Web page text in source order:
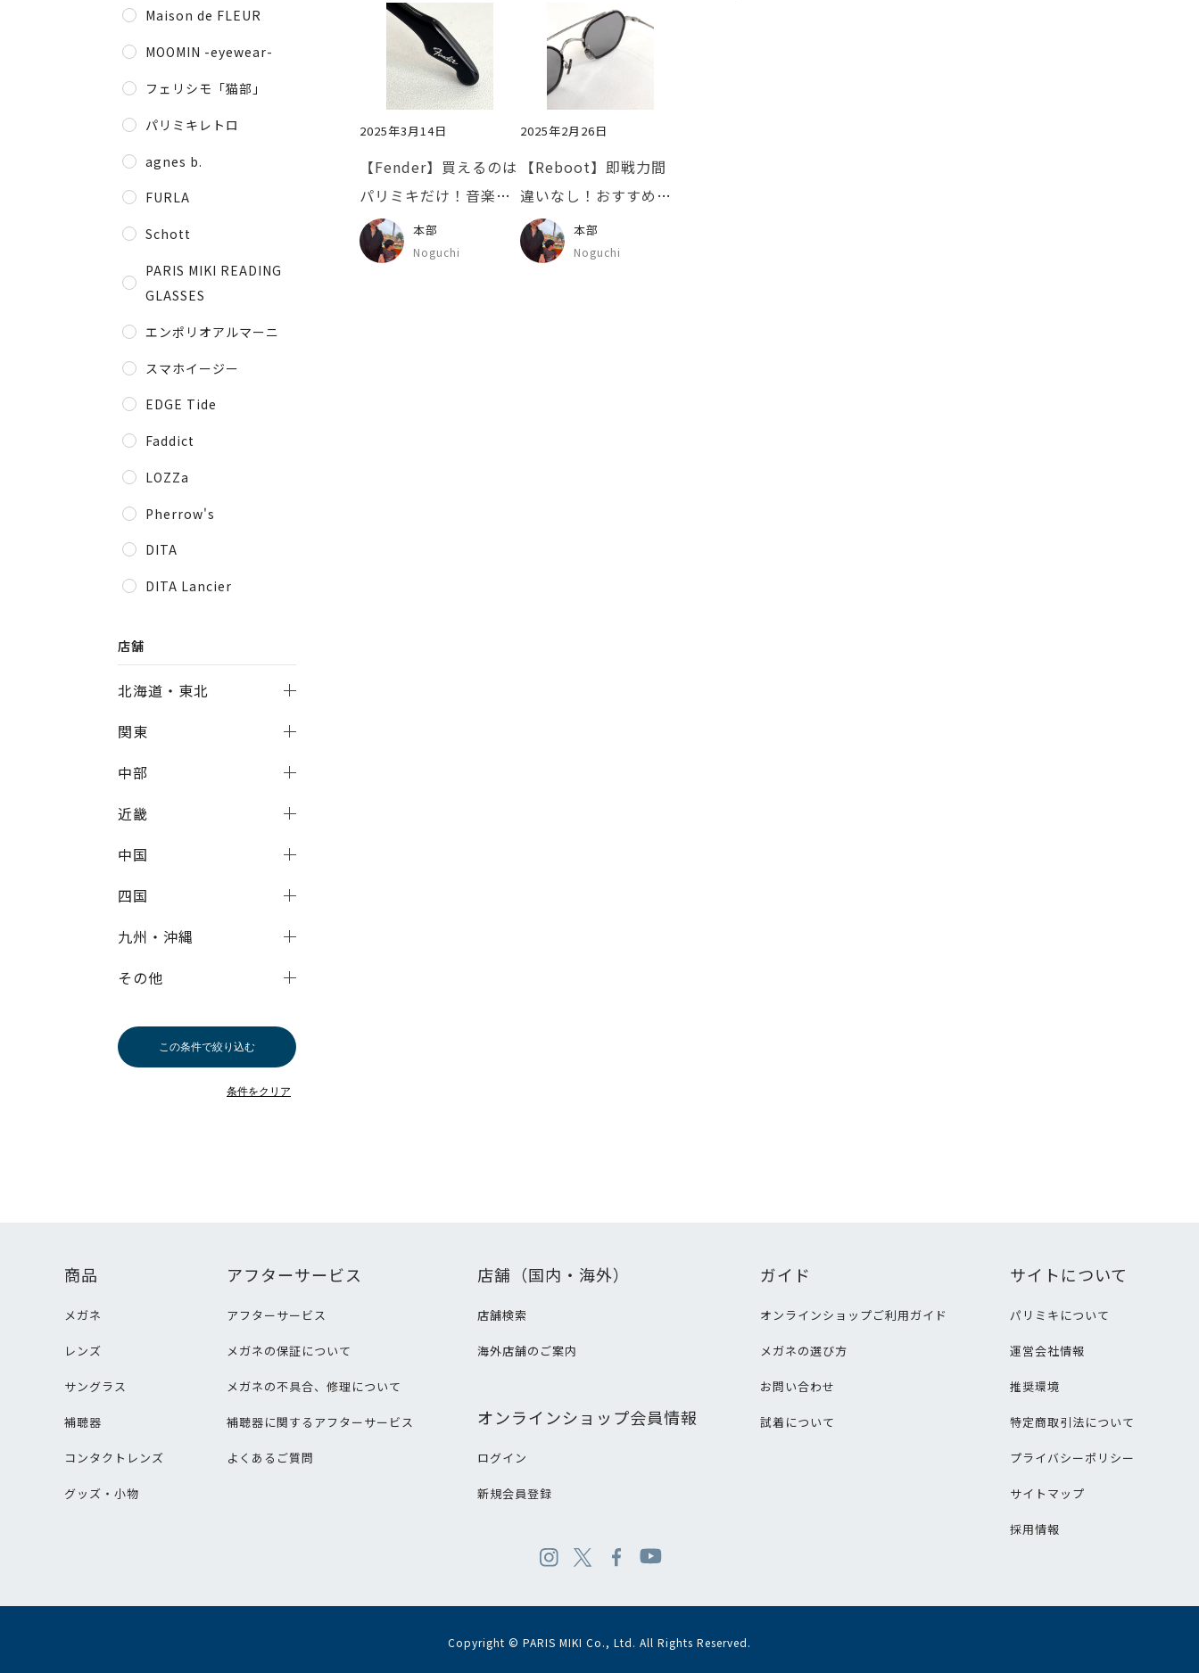
Maison de FLEUR
MOOMIN -eyewear-
フェリシモ「猫部」
パリミキレトロ
agnes b.
FURLA
Schott
PARIS MIKI READING
GLASSES
エンポリオアルマーニ
スマホイージー
EDGE Tide
Faddict
LOZZa
Pherrow's
DITA
DITA Lancier
店舗
北海道・東北
関東
中部
近畿
中国
四国
九州・沖縄
その他
この条件で絞り込む
条件をクリア
2025年3月14日
【Fender】買えるのは
パリミキだけ！音楽好
きにこそオススメした
いメガネをご紹介🎸🔥
本部
Noguchi
2025年2月26日
【Reboot】即戦力間
違いなし！おすすめ春
先サングラス
本部
Noguchi
商品
メガネ
レンズ
サングラス
補聴器
コンタクトレンズ
グッズ・小物
アフターサービス
アフターサービス
メガネの保証について
メガネの不具合、修理について
補聴器に関するアフターサービス
よくあるご質問
店舗（国内・海外）
店舗検索
海外店舗のご案内
オンラインショップ会員情報
ログイン
新規会員登録
ガイド
オンラインショップご利用ガイド
メガネの選び方
お問い合わせ
試着について
サイトについて
パリミキについて
運営会社情報
推奨環境
特定商取引法について
プライバシーポリシー
サイトマップ
採用情報
Copyright © PARIS MIKI Co., Ltd. All Rights Reserved.